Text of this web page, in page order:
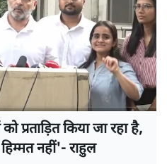
प्रताड़ित किया जा रहा है,
नहीं'- राहुल